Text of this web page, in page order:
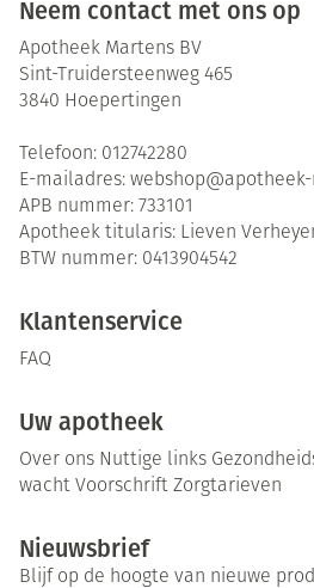
Neem contact met ons op
Apotheek Martens BV
Sint-Truidersteenweg 465
3840 Hoepertingen
Telefoon: 012742280
E-mailadres: webshop@
APB nummer: 733101
Apotheek titularis: Lieven
BTW nummer: 0413904542
Klantenservice
FAQ
Uw apotheek
Over ons Nuttige links
wacht Voorschrift Zorgtarieven
Nieuwsbrief
Blijf op de hoogte van nieuwe